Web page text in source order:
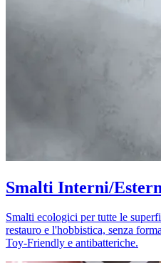
Smalti Interni/
Smalti ecologici per tutte le
restauro e l'hobbistica, senza
Toy-Friendly e antibatteriche.